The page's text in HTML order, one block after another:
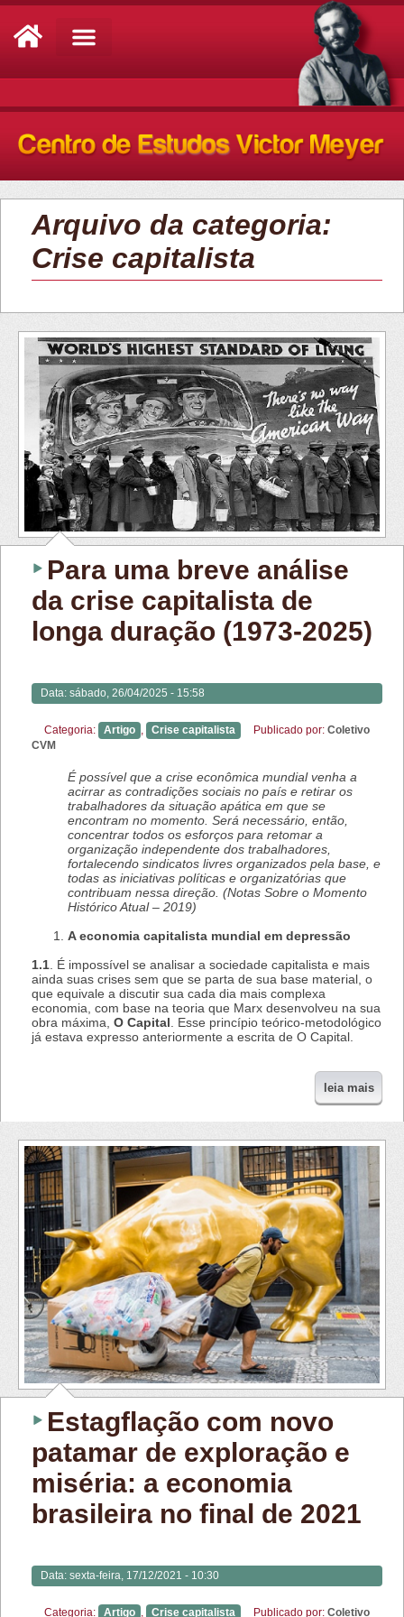
Arquivo da categoria:
Crise capitalista
Para uma breve análise
da crise capitalista de
longa duração (1973-2025)
Data: sábado, 26/04/2025 - 15:58
Categoria: Artigo , Crise capitalista Publicado por: Coletivo
CVM
É possível que a crise econômica mundial venha a
acirrar as contradições sociais no país e retirar os
trabalhadores da situação apática em que se
encontram no momento. Será necessário, então,
concentrar todos os esforços para retomar a
organização independente dos trabalhadores,
fortalecendo sindicatos livres organizados pela base, e
todas as iniciativas políticas e organizatórias que
contribuam nessa direção. (Notas Sobre o Momento
Histórico Atual – 2019)
A economia capitalista mundial em depressão
1.1. É impossível se analisar a sociedade capitalista e mais
ainda suas crises sem que se parta de sua base material, o
que equivale a discutir sua cada dia mais complexa
economia, com base na teoria que Marx desenvolveu na sua
obra máxima, O Capital. Esse princípio teórico-metodológico
já estava expresso anteriormente a escrita de O Capital.
leia mais
Estagflação com novo
patamar de exploração e
miséria: a economia
brasileira no final de 2021
Data: sexta-feira, 17/12/2021 - 10:30
Categoria: Artigo , Crise capitalista Publicado por: Coletivo